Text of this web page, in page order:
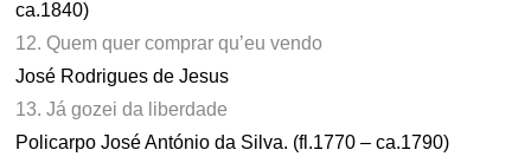
ca.1840)
12. Quem quer comprar qu’eu vendo
José Rodrigues de Jesus
13. Já gozei da liberdade
Policarpo José António da Silva. (fl.1770 – ca.1790)